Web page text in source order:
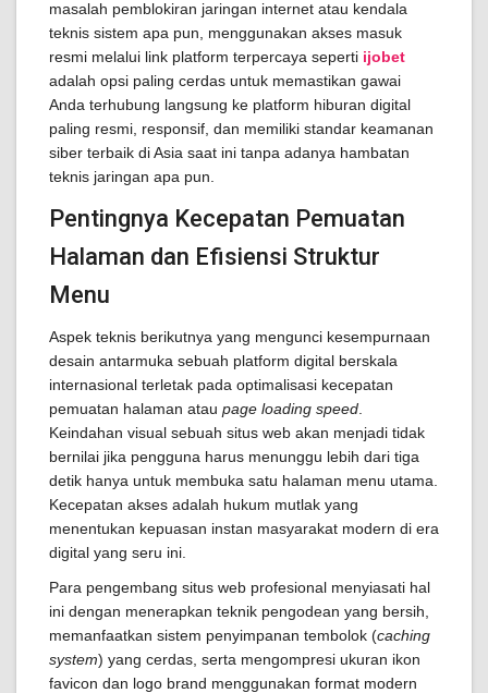
masalah pemblokiran jaringan internet atau kendala
teknis sistem apa pun, menggunakan akses masuk
resmi melalui link platform terpercaya seperti ijobet
adalah opsi paling cerdas untuk memastikan gawai
Anda terhubung langsung ke platform hiburan digital
paling resmi, responsif, dan memiliki standar keamanan
siber terbaik di Asia saat ini tanpa adanya hambatan
teknis jaringan apa pun.
Pentingnya Kecepatan Pemuatan
Halaman dan Efisiensi Struktur
Menu
Aspek teknis berikutnya yang mengunci kesempurnaan
desain antarmuka sebuah platform digital berskala
internasional terletak pada optimalisasi kecepatan
pemuatan halaman atau page loading speed
Keindahan visual sebuah situs web akan menjadi tidak
bernilai jika pengguna harus menunggu lebih dari tiga
detik hanya untuk membuka satu halaman menu utama.
Kecepatan akses adalah hukum mutlak yang
menentukan kepuasan instan masyarakat modern di era
digital yang seru ini.
Para pengembang situs web profesional menyiasati hal
ini dengan menerapkan teknik pengodean yang bersih,
memanfaatkan sistem penyimpanan tembolok (caching
system) yang cerdas, serta mengompresi ukuran ikon
favicon dan logo brand menggunakan format modern